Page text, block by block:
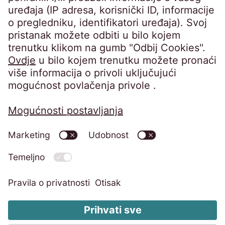
Impresum Pravila o privatnosti